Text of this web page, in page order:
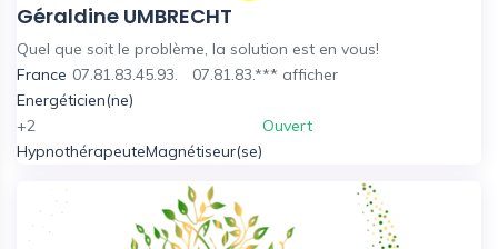
Géraldine UMBRECHT
Quel que soit le problème, la solution est en vous!
France 07.81.83.45.93. 07.81.83.*** afficher
Energéticien(ne)
+2
HypnothérapeuteMagnétiseur(se)
Ouvert